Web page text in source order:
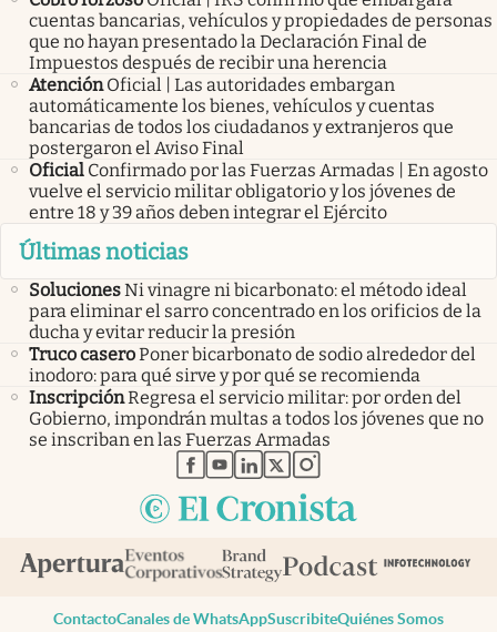
cuentas bancarias, vehículos y propiedades de personas
que no hayan presentado la Declaración Final de
Impuestos después de recibir una herencia
Atención Oficial | Las autoridades embargan
automáticamente los bienes, vehículos y cuentas
bancarias de todos los ciudadanos y extranjeros que
postergaron el Aviso Final
Oficial Confirmado por las Fuerzas Armadas | En agosto
vuelve el servicio militar obligatorio y los jóvenes de
entre 18 y 39 años deben integrar el Ejército
Últimas noticias
SolucionesNi vinagre ni bicarbonato: el método ideal
para eliminar el sarro concentrado en los orificios de la
ducha y evitar reducir la presión
Truco caseroPoner bicarbonato de sodio alrededor del
inodoro: para qué sirve y por qué se recomienda
InscripciónRegresa el servicio militar: por orden del
Gobierno, impondrán multas a todos los jóvenes que no
se inscriban en las Fuerzas Armadas
abre en nueva pestaña
abre en nueva pestaña
abre en nueva pestaña
abre en nueva pestaña
abre en nueva pestaña
ContactoCanales de WhatsAppSuscribiteQuiénes Somos